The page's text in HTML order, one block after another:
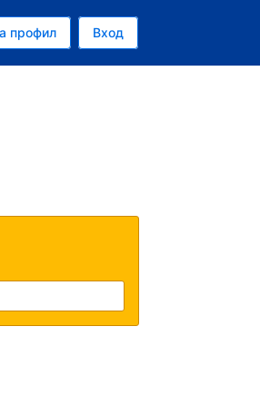
профил Вход